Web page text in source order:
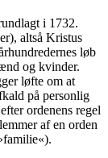
i 1732.
altså Kristus
løb
og kvinder.
løfte om at
på personlig
ordenens regel
af en orden